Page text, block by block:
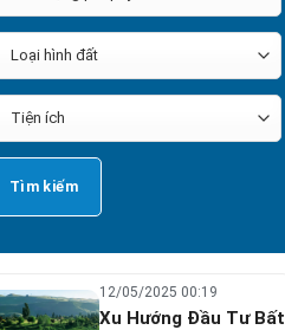
12/05/2025 00:19
Xu Hướng Đầu Tư Bất